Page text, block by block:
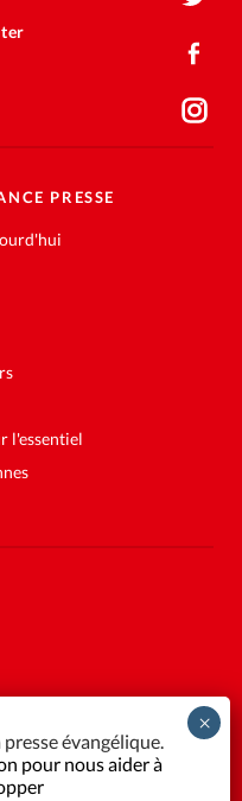
PRESSE
l'essentiel
évangélique.
pour nous aider à